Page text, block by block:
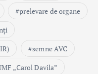
prelevare de organe
semne AVC
„Carol Davila”